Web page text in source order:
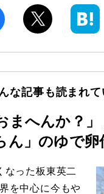
な記事も読まれ
まへんか？
ん」のゆで卵
った板東英二
を中心に今もや